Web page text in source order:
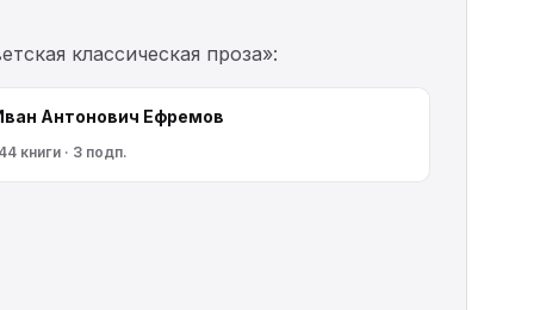
классическая проза»:
Антонович Ефремов
книги · 3 подп.